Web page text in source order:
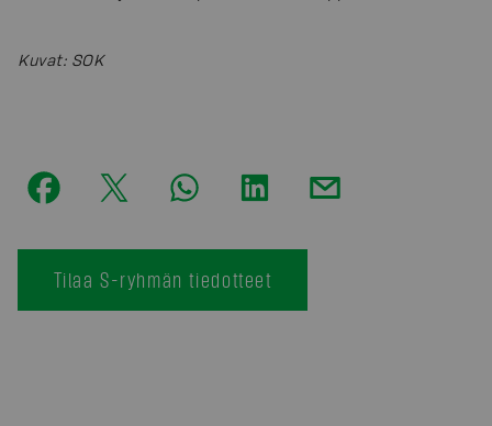
Kuvat: SOK
Tilaa S-ryhmän tiedotteet